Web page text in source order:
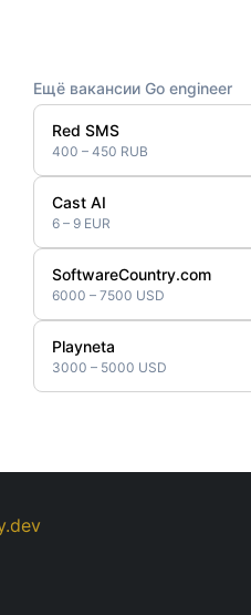
Ещё вакансии Go engineer
Red SMS
400 – 450 RUB
Cast AI
6 – 9 EUR
SoftwareCountry.com
6000 – 7500 USD
Playneta
3000 – 5000 USD